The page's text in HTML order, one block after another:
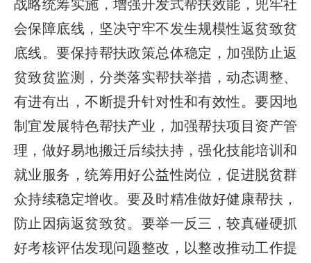
战略统筹实施，增强开发式帮扶效能，兜牢社
会保障底线，坚决守牢不发生规模性返贫致贫
底线。要保持帮扶政策总体稳定，加强防止返
贫致贫监测，分类落实帮扶举措，动态调整、
有进有出，不断提升针对性和有效性。要因地
制宜发展特色帮扶产业，加强帮扶项目资产管
理，做好易地搬迁后续扶持，强化技能培训和
就业服务，统筹用好公益性岗位，促进脱贫群
众持续稳定增收。要及时精准做好健康帮扶，
防止因病返贫致贫。要举一反三，较真碰硬抓
好考核评估发现问题整改，以整改推动工作提